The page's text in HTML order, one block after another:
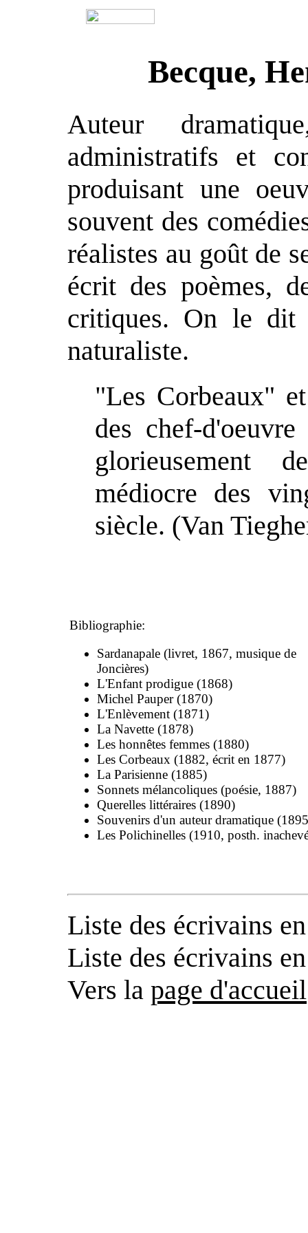
Becque,
Auteur
administratifs et
produisant une
souvent des
réalistes au goût de
écrit des poèmes,
critiques. On le dit
naturaliste.
"Les Corbeaux"
des chef-d'oeuvre
glorieusement
médiocre des
siècle. (Van
Bibliographie:
Sardanapale (livret, 1867, musique de
Joncières)
L'Enfant prodigue (1868)
Michel Pauper (1870)
L'Enlèvement (1871)
La Navette (1878)
Les honnêtes femmes (1880)
Les Corbeaux (1882, écrit en 1877)
La Parisienne (1885)
Sonnets mélancoliques (poésie, 1887)
Querelles littéraires (1890)
Souvenirs d'un auteur dramatique
Les Polichinelles (1910, posth.
Liste des écrivains
Liste des écrivains
Vers la page d'accueil